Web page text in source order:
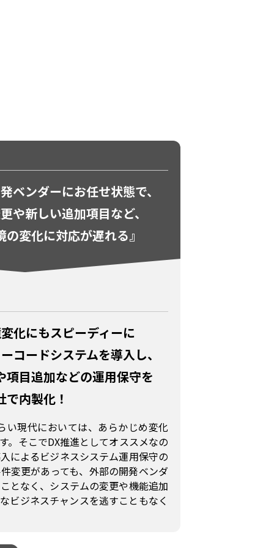
ベンダーにお任せ状態で、
や新しい追加項目など、
の変化に対応が遅れる』
化にもスピーディーに
コードシステムを導入し、
項目追加などの運用保守を
で内製化！
い現代においては、あらかじめ変化
。そこでDX推進としてオススメなの
によるビジネスシステム運用保守の
変更があっても、外部の開発ベンダ
となく、システムの変更や機能追加
ビジネスチャンスを逃すこともなく